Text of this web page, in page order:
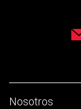
Nosotros